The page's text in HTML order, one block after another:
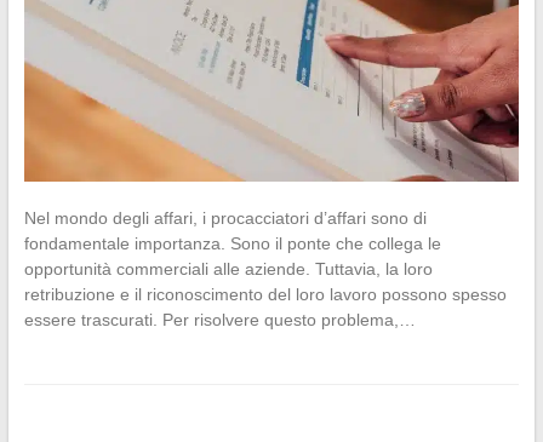
Nel mondo degli affari, i procacciatori d’affari sono di
fondamentale importanza. Sono il ponte che collega le
opportunità commerciali alle aziende. Tuttavia, la loro
retribuzione e il riconoscimento del loro lavoro possono spesso
essere trascurati. Per risolvere questo problema,…